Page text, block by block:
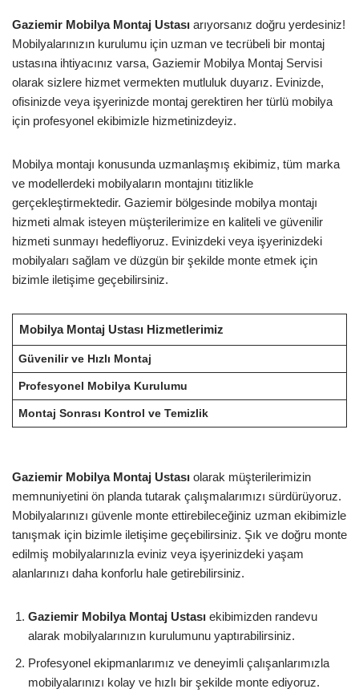
Gaziemir Mobilya Montaj Ustası arıyorsanız doğru yerdesiniz!
Mobilyalarınızın kurulumu için uzman ve tecrübeli bir montaj
ustasına ihtiyacınız varsa, Gaziemir Mobilya Montaj Servisi
olarak sizlere hizmet vermekten mutluluk duyarız. Evinizde,
ofisinizde veya işyerinizde montaj gerektiren her türlü mobilya
için profesyonel ekibimizle hizmetinizdeyiz.
Mobilya montajı konusunda uzmanlaşmış ekibimiz, tüm marka
ve modellerdeki mobilyaların montajını titizlikle
gerçekleştirmektedir. Gaziemir bölgesinde mobilya montajı
hizmeti almak isteyen müşterilerimize en kaliteli ve güvenilir
hizmeti sunmayı hedefliyoruz. Evinizdeki veya işyerinizdeki
mobilyaları sağlam ve düzgün bir şekilde monte etmek için
bizimle iletişime geçebilirsiniz.
Mobilya Montaj Ustası Hizmetlerimiz
Güvenilir ve Hızlı Montaj
Profesyonel Mobilya Kurulumu
Montaj Sonrası Kontrol ve Temizlik
Gaziemir Mobilya Montaj Ustası olarak müşterilerimizin
memnuniyetini ön planda tutarak çalışmalarımızı sürdürüyoruz.
Mobilyalarınızı güvenle monte ettirebileceğiniz uzman ekibimizle
tanışmak için bizimle iletişime geçebilirsiniz. Şık ve doğru monte
edilmiş mobilyalarınızla eviniz veya işyerinizdeki yaşam
alanlarınızı daha konforlu hale getirebilirsiniz.
Gaziemir Mobilya Montaj Ustası ekibimizden randevu
alarak mobilyalarınızın kurulumunu yaptırabilirsiniz.
Profesyonel ekipmanlarımız ve deneyimli çalışanlarımızla
mobilyalarınızı kolay ve hızlı bir şekilde monte ediyoruz.